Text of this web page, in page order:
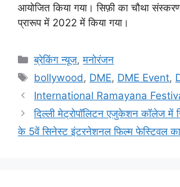
आयोजित किया गया। सिफ़ी का चौथा
प्रारूप में 2022 में किया गया।
ब्रेकिंग न्यूज,मनोरंजन
bollywood, DME, DME Event,
International Ramayana
दिल्ली मेट्रोपॉलिटन एजुकेशन कॉलेज
के 5वें सिनेस्ट इंटरनेशनल फिल्म फेस्टिवल का